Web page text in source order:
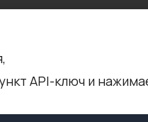
API-ключ и